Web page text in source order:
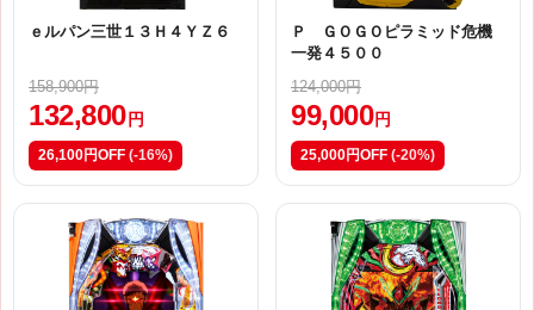
ｅルパン三世１３Ｈ４ＹＺ６
158,900円
132,800 円
26,100円OFF (-16%)
Ｐ ＧＯＧＯピラミッド危機
一発４５００
124,000円
99,000 円
25,000円OFF (-20%)